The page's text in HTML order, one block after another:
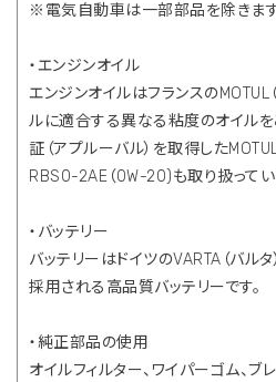
※電気自動車は一部部品を除きます
・エンジンオイル
エンジンオイルはフランスのMOTUL
ルに適合する異なる粘度のオイルを
証（アプルーバル）を取得した
RBS0-2AE（0W-20)も取り扱ってい
・バッテリー
バッテリーはドイツのVARTA（バル
採用される高品質バッテリーです。
・純正部品の使用
オイルフィルター、ワイパーゴム、ブ